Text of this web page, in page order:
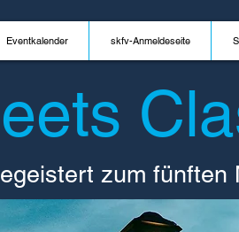
Eventkalender skfv-Anmeldeseite
zum fünften